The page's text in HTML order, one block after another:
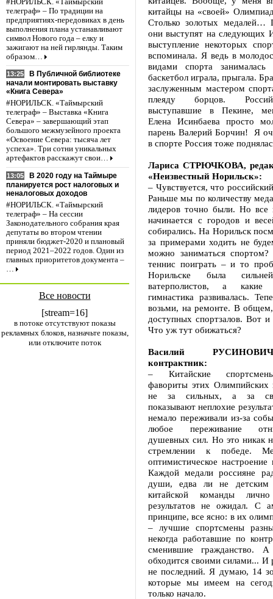
телеграф» – По традиции на
предприятиях-передовиках в день
выполнения плана устанавливают
символ Нового года – елку и
зажигают на ней гирлянды. Таким
образом…
13:25
В Публичной библиотеке
начали монтировать выставку
«Книга Севера»
#НОРИЛЬСК. «Таймырский
телеграф» – Выставка «Книга
Севера» – завершающий этап
большого межмузейного проекта
«Освоение Севера: тысяча лет
успеха». Три сотни уникальных
артефактов расскажут свои…
13:05
В 2020 году на Таймыре
планируется рост налоговых и
неналоговых доходов
#НОРИЛЬСК. «Таймырский
телеграф» – На сессии
Законодательного собрания края
депутаты во втором чтении
приняли бюджет-2020 и плановый
период 2021–2022 годов. Один из
главных приоритетов документа –
…
Все новости
[stream=16]
в потоке отсутствуют показы
рекламных блоков, назначьте показы,
или отключите поток
китайцы на «своей»
Столько золотых медалей…
они выступят на следующих
выступление некоторых
вспоминала. Я ведь в
видами спорта
баскетбол играла, прыгала.
заслуженным мастером
плеяду борцов.
выступавшие в Пекине,
Елена Исинбаева просто
парень Валерий Борчин! Я
в спорте Россия тоже
Лариса СТРЮЧКОВА,
«Неизвестный Норильск»:
– Чувствуется, что
Раньше мы по количеству
лидеров точно были. Но все
начинается с городов и
собирались. На Норильск
за примерами ходить не
можно заниматься
теннис поиграть – и то
Норильске была
ватерполистов, а
гимнастика развивалась.
возьми, на ремонте. В
доступных спортзалов. Вот
Что уж тут обижаться?
Василий
контрактник:
– Китайские
фавориты этих
не за сильных, а за
показывают неплохие
немало переживали из-за
любое переживание
душевных сил. Но это никак
стремлении к победе.
оптимистическое
Каждой медали россияне
души, едва ли не детским
китайской команды
результатов не ожидал. С
принципе, все ясно: в их
– лучшие спортсмены
некогда работавшие по
сменившие гражданство. А
обходится своими силами... И
не последний. Я думаю, 14
которые мы имеем на
только начало.